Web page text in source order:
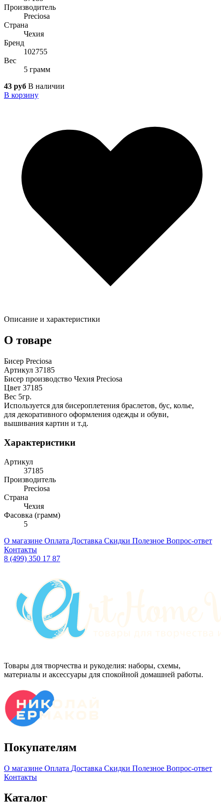
Производитель
Preciosa
Страна
Чехия
Бренд
102755
Вес
5 грамм
43 руб В наличии
В корзину
Описание и характеристики
О товаре
Бисер Preciosa
Артикул 37185
Бисер производство Чехия Preciosa
Цвет 37185
Вес 5гр.
Используется для бисероплетения браслетов, бус, колье,
для декоративного оформления одежды и обуви,
вышивания картин и т.д.
Характеристики
Артикул
37185
Производитель
Preciosa
Страна
Чехия
Фасовка (грамм)
5
О магазине Оплата Доставка Скидки Полезное Вопрос-ответ
Контакты
8 (499) 350 17 87
Товары для творчества и рукоделия: наборы, схемы,
материалы и аксессуары для спокойной домашней работы.
Покупателям
О магазине Оплата Доставка Скидки Полезное Вопрос-ответ
Контакты
Каталог